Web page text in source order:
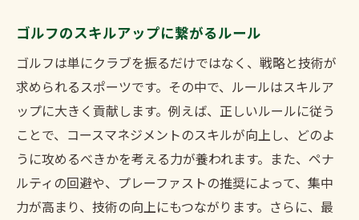
ゴルフのスキルアップに繋がるルール
ゴルフは単にクラブを振るだけではなく、戦略と技術が
求められるスポーツです。その中で、ルールはスキルア
ップに大きく貢献します。例えば、正しいルールに従う
ことで、コースマネジメントのスキルが向上し、どのよ
うに攻めるべきかを考える力が養われます。また、ペナ
ルティの回避や、プレーファストの推奨によって、集中
力が高まり、技術の向上にもつながります。さらに、最